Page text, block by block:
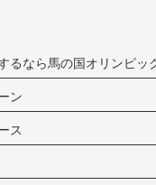
るなら馬の国オリンピッ
ン
ス